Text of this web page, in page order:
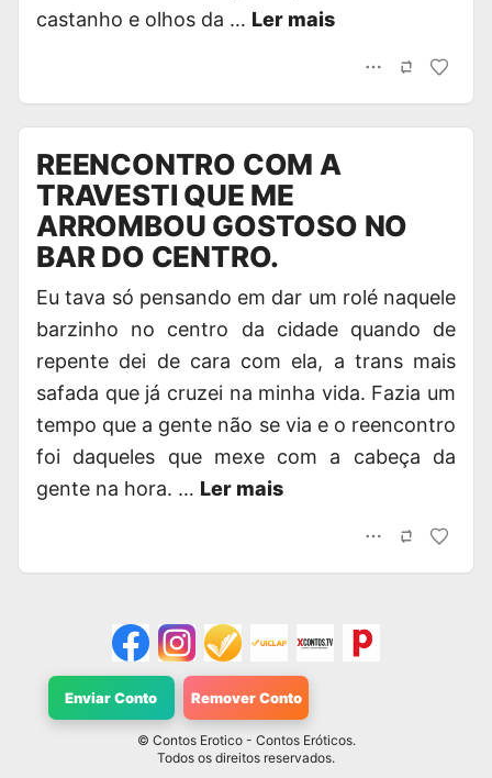
castanho e olhos da … Ler mais
REENCONTRO COM A
TRAVESTI QUE ME
ARROMBOU GOSTOSO NO
BAR DO CENTRO.
Eu tava só pensando em dar um rolé naquele
barzinho no centro da cidade quando de
repente dei de cara com ela, a trans mais
safada que já cruzei na minha vida. Fazia um
tempo que a gente não se via e o reencontro
foi daqueles que mexe com a cabeça da
gente na hora. … Ler mais
Enviar Conto Remover Conto
© Contos Erotico - Contos Eróticos.
Todos os direitos reservados.